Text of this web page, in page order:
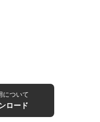
について
ロード